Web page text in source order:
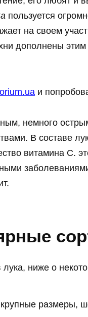
пользуется
на своем
дополнены
и
немного
В составе
витамина С.
ниже о
размеры,